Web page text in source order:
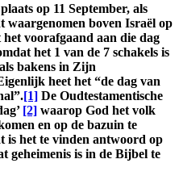
op 11 September, als
waargenomen boven Israël op
voorafgaand aan die dag
het 1 van de 7 schakels is
bakens in Zijn
heet het “de dag van
[1] De Oudtestamentische
[2] waarop God het volk
en op de bazuin te
is het te vinden antwoord op
geheimenis is in de Bijbel te